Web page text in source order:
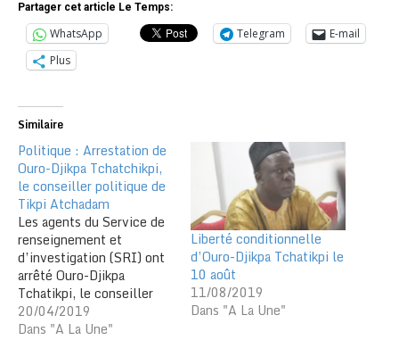
Partager cet article Le Temps:
WhatsApp Telegram
E-mail
Plus
Similaire
Politique : Arrestation de
Ouro-Djikpa Tchatchikpi,
le conseiller politique de
Tikpi Atchadam
Les agents du Service de
renseignement et
d’investigation (SRI) ont
arrêté Ouro-Djikpa
Tchatikpi, le conseiller
politique de Tikpi
Atchadam ce matin à
20/04/2019
Dans "A La Une"
Liberté conditionnelle
d’Ouro-Djikpa Tchatikpi le
10 août
11/08/2019
Dans "A La Une"